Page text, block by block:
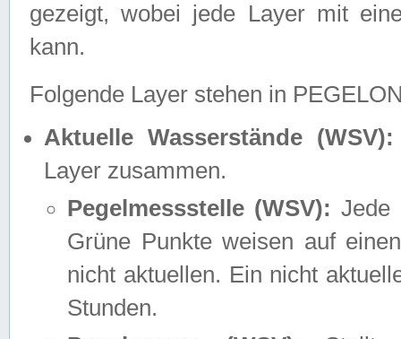
gezeigt, wobei jede Layer mit
kann.
Folgende Layer stehen in
Aktuelle Wasserstände (WSV):
Layer zusammen.
Pegelmessstelle (WSV): Jede
Grüne Punkte weisen auf
nicht aktuellen. Ein nicht
Stunden.